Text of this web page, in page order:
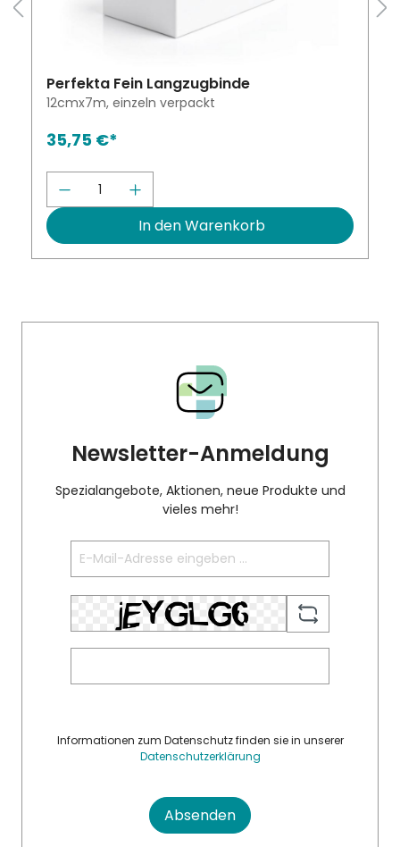
Wert ein oder benutze die
Perfekta Fein Langzugbinde
12cmx7m, einzeln verpackt
35,75 €*
Produkt Anzahl: Gib den
In den Warenkorb
Newsletter-Anmeldung
Spezialangebote, Aktionen, neue Produkte und
vieles mehr!
Informationen zum Datenschutz finden sie in unserer
Datenschutzerklärung
Absenden